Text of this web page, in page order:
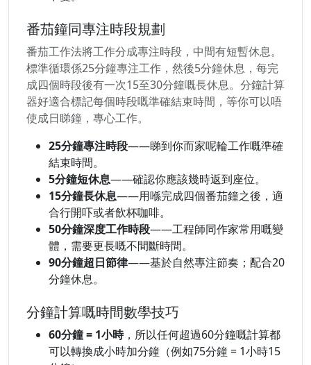
番茄鐘同專注時段規劃
番茄工作法將工作分成專注時段，中間有短暫休息。
標準循環係25分鐘專注工作，然後5分鐘休息，每完
成四個時段後有一次15至30分鐘嘅長休息。分鐘計算
器好適合標記每個時段嘅準確結束時間，等你可以唔
使成日睇鐘，專心工作。
25分鐘專注時段——睇到你而家呢輪工作嘅準確
結束時間。
5分鐘短休息——確認你應該幾時返到座位。
15分鐘長休息——用喺完成四個番茄鐘之後，適
合行開吓或者飲杯咖啡。
50分鐘深度工作時段——工程師同作家常用嘅變
體，需要更長嘅不間斷時間。
90分鐘超日節律——基於自然專注節奏；配合20
分鐘休息。
分鐘計算嘅時間數學技巧
60分鐘 = 1小時，所以任何超過60分鐘嘅計算都
可以轉換成小時加分鐘（例如75分鐘 = 1小時15